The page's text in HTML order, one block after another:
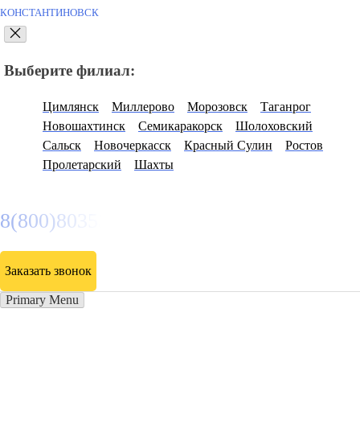
КОНСТАНТИНОВСК
Выберите филиал:
Цимлянск Миллерово Морозовск
Таганрог
Новошахтинск
Семикаракорск
Шолоховский
Сальск
Новочеркасск Красный Сулин
Ростов
Пролетарский
Шахты
8(800)8035334
Заказать звонок
Primary Menu